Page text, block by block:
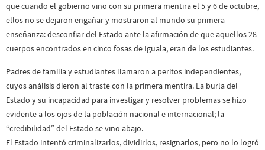
que cuando el gobierno vino con su primera mentira el 5 y 6 de octubre,
ellos no se dejaron engañar y mostraron al mundo su primera
enseñanza: desconfiar del Estado ante la afirmación de que aquellos 28
cuerpos encontrados en cinco fosas de Iguala, eran de los estudiantes.
Padres de familia y estudiantes llamaron a peritos independientes,
cuyos análisis dieron al traste con la primera mentira. La burla del
Estado y su incapacidad para investigar y resolver problemas se hizo
evidente a los ojos de la población nacional e internacional; la
“credibilidad” del Estado se vino abajo.
El Estado intentó criminalizarlos, dividirlos, resignarlos, pero no lo logró